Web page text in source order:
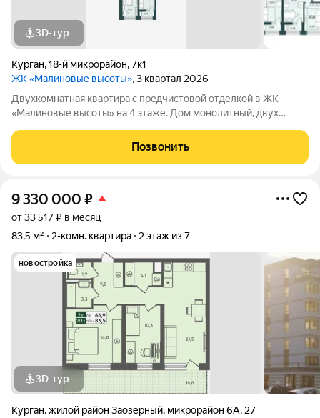
3D-тур
Курган,18-й микрорайон,7к1
ЖК «Малиновые высоты», 3 квартал 2026
Двухкомнатная квартира с предчистовой отделкой в ЖК
«Малиновые высоты» на 4 этаже. Дом монолитный, двух
строительства - 3 квартал 2026 года. Оформление сделки по
договору долевого участия. ЖК
Позвонить
9 330 000 ₽
от 33 517 ₽ в месяц
83,5 м²
2-комн. квартира 2 этаж из 7
новостройка
3D-тур
Курган,жилой район Заозёрный, микрорайон 6А, 27